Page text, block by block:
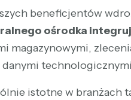
beneficjentów
ośrodka
magazynowymi,
danymi
istotne w branżach